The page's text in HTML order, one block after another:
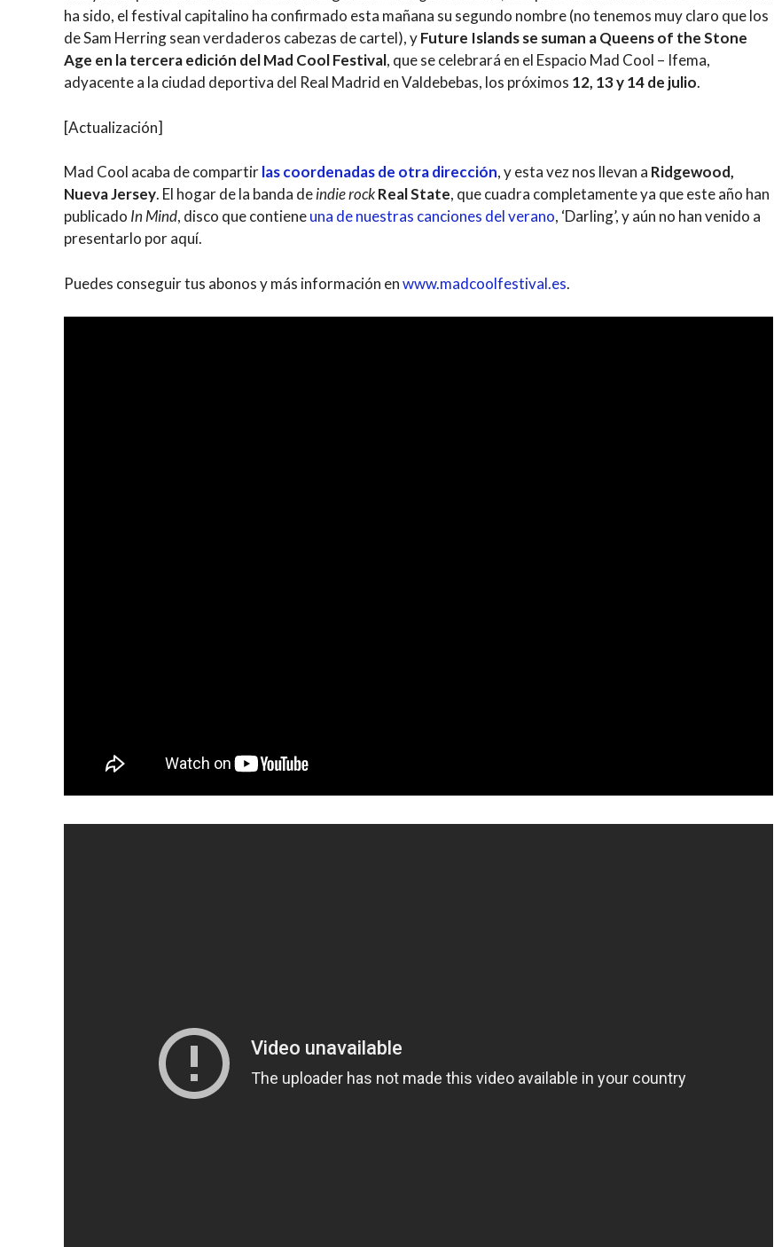
ha sido, el festival capitalino ha confirmado esta mañana su segundo nombre (no tenemos muy claro que los
de Sam Herring sean verdaderos cabezas de cartel), yFuture Islands se suman a Queens of the Stone
Age en la tercera edición del Mad Cool Festival, que se celebrará en el Espacio Mad Cool – Ifema,
adyacente a la ciudad deportiva del Real Madrid en Valdebebas, los próximos 12, 13 y 14 de julio.
[Actualización]
Mad Cool acaba de compartirlas coordenadas de otra dirección, y esta vez nos llevan a Ridgewood,
Nueva Jersey. El hogar de la banda deindie rockReal State, que cuadra completamente ya que este año han
publicado In Mind, disco que contieneuna de nuestras canciones del verano, ‘Darling’, y aún no han venido a
presentarlo por aquí.
Puedes conseguir tus abonos y más información enwww.madcoolfestival.es.